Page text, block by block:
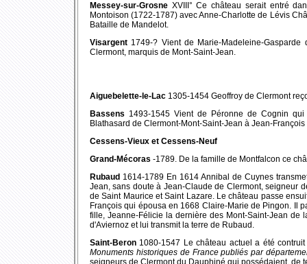
Messey-sur-Grosne XVIII° Ce château serait entré
Montoison (1722-1787) avec Anne-Charlotte de Lévis
Bataille de Mandelot.
Visargent 1749-? Vient de Marie-Madeleine-
Clermont, marquis de Mont-Saint-Jean.
Aiguebelette-le-Lac 1305-1454 Geoffroy de Clermont
Bassens 1493-1545 Vient de Péronne de Cognin
Blathasard de Clermont-Mont-Saint-Jean à Jean-
Cessens-Vieux et Cessens-Neuf
Grand-Mécoras -1789. De la famille de Montfalcon ce
Rubaud 1614-1789 En 1614 Annibal de Cuynes
Jean, sans doute à Jean-Claude de Clermont, seigneur
de Saint Maurice et Saint Lazare. Le château passe
François qui épousa en 1668 Claire-Marie de Pingon. Il
fille, Jeanne-Félicie la dernière des Mont-Saint-Jean
d'Aviernoz et lui transmit la terre de Rubaud.
Saint-Beron 1080-1547 Le château actuel a été
Monuments historiques de France publiés par
seigneurs de Clermont du Dauphiné qui possédaient, de